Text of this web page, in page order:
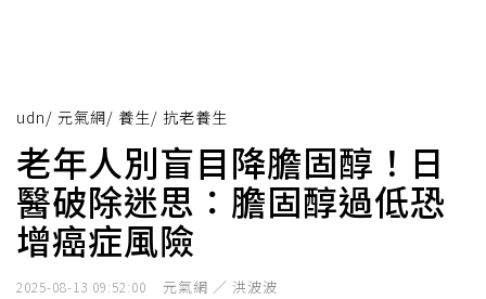
udn/ 元氣網/ 養生/ 抗老養生
老年人別盲目降膽固醇！日
醫破除迷思：膽固醇過低恐
增癌症風險
2025-08-13 09:52:00 元氣網 ／ 洪波波